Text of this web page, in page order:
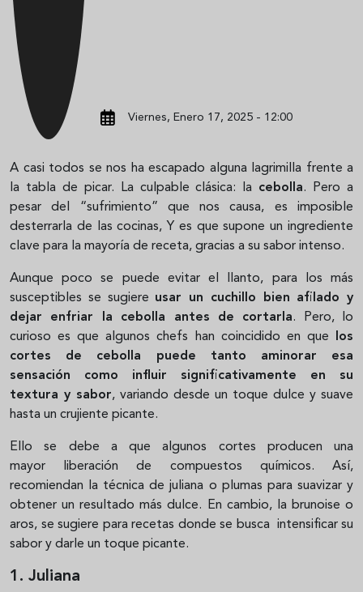
Viernes, Enero 17, 2025 - 12:00
A casi todos se nos ha escapado alguna lagrimilla frente a
la tabla de picar. La culpable clásica: la cebolla. Pero a
pesar del “sufrimiento” que nos causa, es imposible
desterrarla de las cocinas, Y es que supone un ingrediente
clave para la mayoría de receta, gracias a su sabor intenso.
Aunque poco se puede evitar el llanto, para los más
susceptibles se sugiere usar un cuchillo bien afilado y
dejar enfriar la cebolla antes de cortarla. Pero, lo
curioso es que algunos chefs han coincidido en que
los
cortes de cebolla puede tanto aminorar esa
sensación como influir significativamente en su
textura y sabor, variando desde un toque dulce y suave
hasta un crujiente picante.
Ello se debe a que algunos cortes producen una
mayor liberación de compuestos químicos. Así,
recomiendan la técnica de juliana o plumas para suavizar y
obtener un resultado más dulce. En cambio, la brunoise o
aros, se sugiere para recetas donde se busca intensificar su
sabor y darle un toque picante.
1. Juliana